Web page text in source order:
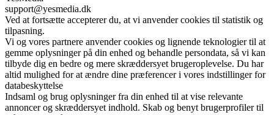
support@yesmedia.dk
Ved at fortsætte accepterer du, at vi anvender cookies til statistik og
tilpasning.
Vi og vores partnere anvender cookies og lignende teknologier til at
gemme oplysninger på din enhed og behandle persondata, så vi kan
tilbyde dig en bedre og mere skræddersyet brugeroplevelse. Du har
altid mulighed for at ændre dine præferencer i vores indstillinger for
databeskyttelse
Indsaml og brug oplysninger fra din enhed til at vise relevante
annoncer og skræddersyet indhold. Skab og benyt brugerprofiler til